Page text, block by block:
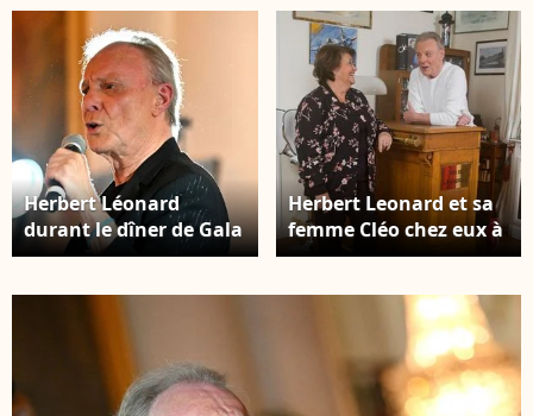
Herbert Léonard
durant le dîner de Gala
caritatif de
juin 2024. © Bruno
Bebert / Bestimage
Herbert Leonard et sa
femme Cléo chez eux à
Barbizon le
JLPPA / Bestimage